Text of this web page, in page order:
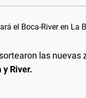
las nuevas
y River.